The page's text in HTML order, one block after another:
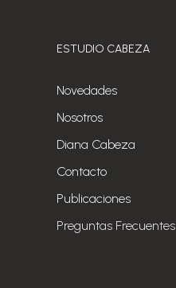
ESTUDIO CABEZA
Novedades
Nosotros
Diana Cabeza
Contacto
Publicaciones
Preguntas Frecuentes